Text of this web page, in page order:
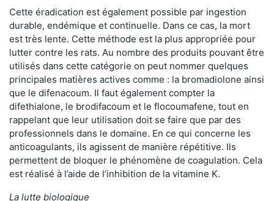
Cette éradication est également possible par ingestion
durable, endémique et continuelle. Dans ce cas, la mort
est très lente. Cette méthode est la plus appropriée pour
lutter contre les rats. Au nombre des produits pouvant être
utilisés dans cette catégorie on peut nommer quelques
principales matières actives comme : la bromadiolone ainsi
que le difenacoum. Il faut également compter la
difethialone, le brodifacoum et le flocoumafene, tout en
rappelant que leur utilisation doit se faire que par des
professionnels dans le domaine. En ce qui concerne les
anticoagulants, ils agissent de manière répétitive. Ils
permettent de bloquer le phénomène de coagulation. Cela
est réalisé à l’aide de l’inhibition de la vitamine K.
La lutte biologique